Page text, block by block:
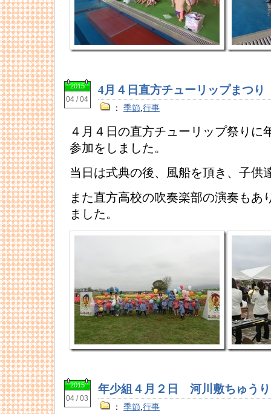
2015
04 / 04
4月４日直方チューリップまつり
： 季節,行事
４月４日の直方チューリップ祭りに
参加をしました。
当日は式典の後、風船を頂き、子供
また直方高校の吹奏楽部の演奏もあ
ました。
2015
04 / 03
年少組４月２日 河川敷ちゅう
： 季節,行事